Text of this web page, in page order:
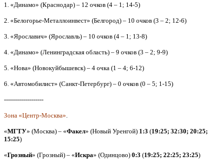
1. «Динамо» (Краснодар) – 12 очков (4 – 1; 14-5)
2. «Белогорье-Металлоинвест» (Белгород) – 10 очков (3 – 2; 12-6)
3. «Ярославич» (Ярославль) – 10 очков (4 – 1; 13-8)
4. «Динамо» (Ленинградская область) – 9 очков (3 – 2; 9-9)
5. «Нова» (Новокуйбышевск) – 4 очка (1 – 4; 6-12)
6. «Автомобилист» (Санкт-Петербург) – 0 очков (0 – 5; 1-15)
--------------------
Зона «Центр-Москва».
«МГТУ» (Москва) – «Факел» (Новый Уренгой) 1:3 (19:25; 32:30; 20:25;
15:25)
«Грозный» (Грозный) – «Искра» (Одинцово) 0:3 (19:25; 22:25; 23:25)